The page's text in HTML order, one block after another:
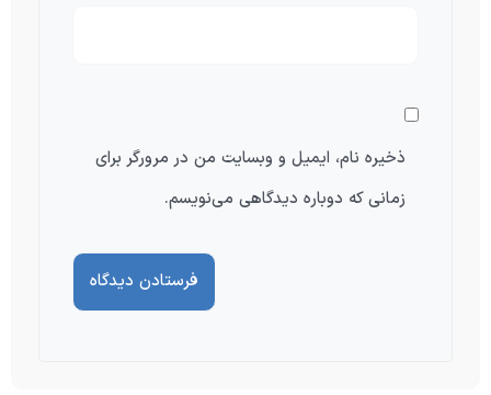
ذخیره نام، ایمیل و وبسایت من در مرورگر برای
زمانی که دوباره دیدگاهی می‌نویسم.